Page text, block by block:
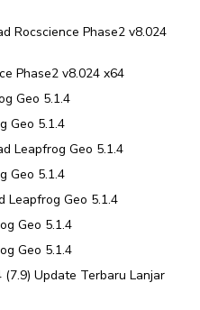
Rocscience Phase2 v8.024
Phase2 v8.024 x64
Geo 5.1.4
Geo 5.1.4
Leapfrog Geo 5.1.4
Geo 5.1.4
Leapfrog Geo 5.1.4
Geo 5.1.4
Geo 5.1.4
(7.9) Update Terbaru Lanjar